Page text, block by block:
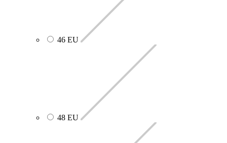
46 EU
48 EU